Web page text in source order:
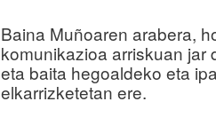
Baina Muñoaren arabera,
komunikazioa arriskuan jar
eta baita hegoaldeko eta
elkarrizketetan ere.